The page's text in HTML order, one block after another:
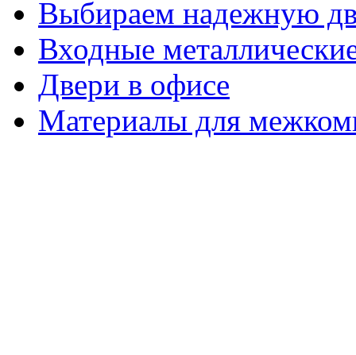
Выбираем надежную
Входные
Двери в офисе
Материалы для